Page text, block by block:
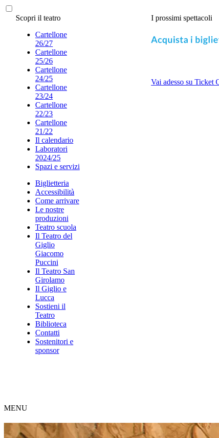
Scopri il teatro
Cartellone
26/27
Cartellone
25/26
Cartellone
24/25
Cartellone
23/24
Cartellone
22/23
Cartellone
21/22
Il calendario
Laboratori
2024/25
Spazi e servizi
Biglietteria
Accessibilità
Come arrivare
Le nostre
produzioni
Teatro scuola
Il Teatro del
Giglio
Giacomo
Puccini
Il Teatro San
Girolamo
Il Giglio e
Lucca
Sostieni il
Teatro
Biblioteca
Contatti
Sostenitori e
sponsor
I prossimi spettacoli
Vai adesso su Ticket
MENU